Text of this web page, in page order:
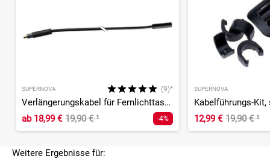
SUPERNOVA (9)*
Verlängerungskabel für Fernlichttaster
ab18,99 € 19,90 €¹ -4%
SUPERNOVA
Kabelführungs-
12,99 € 19,90 €¹
Weitere Ergebnisse für: